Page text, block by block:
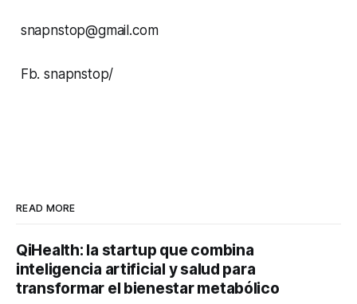
snapnstop@gmail.com
Fb. snapnstop/
READ MORE
QiHealth: la startup que combina
inteligencia artificial y salud para
transformar el bienestar metabólico